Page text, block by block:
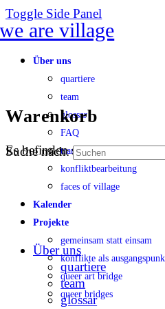
Toggle Side Panel
Über uns
quartiere
team
glossar
FAQ
transparenz
konfliktbearbeitung
faces of village
Kalender
Projekte
gemeinsam statt einsam
konflikte als
queer art bridge
queer bridges
Warenkorb
Es befinden sich keine
Suche nach:
Über uns
quartiere
team
glossar